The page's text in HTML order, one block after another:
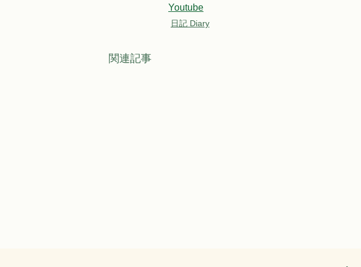
Youtube
日記 Diary
関連記事